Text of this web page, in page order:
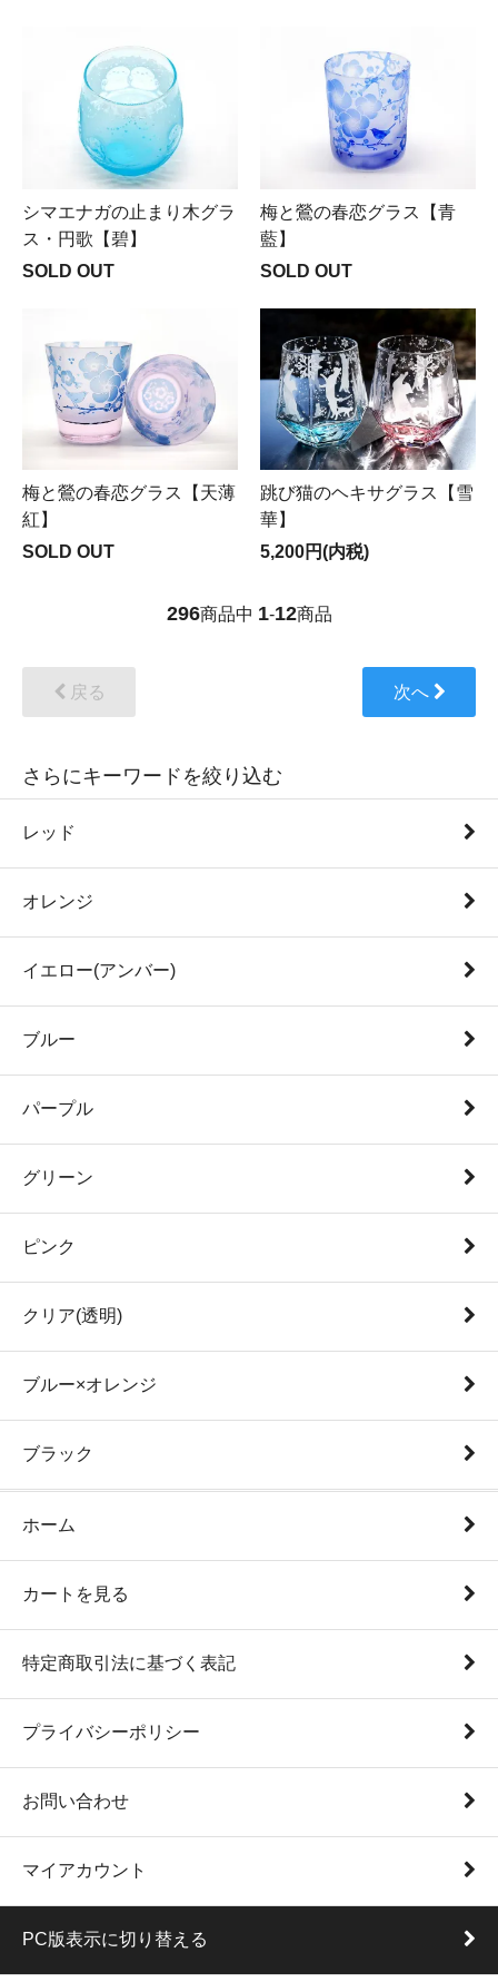
シマエナガの止まり木グラ
ス・円歌【碧】
SOLD OUT
梅と鶯の春恋グラス【青
藍】
SOLD OUT
梅と鶯の春恋グラス【天薄
紅】
SOLD OUT
跳び猫のヘキサグラス【雪
華】
5,200円(内税)
296商品中 1-12商品
戻る 次へ
さらにキーワードを絞り込む
レッド
オレンジ
イエロー(アンバー)
ブルー
パープル
グリーン
ピンク
クリア(透明)
ブルー×オレンジ
ブラック
ホーム
カートを見る
特定商取引法に基づく表記
プライバシーポリシー
お問い合わせ
マイアカウント
PC版表示に切り替える